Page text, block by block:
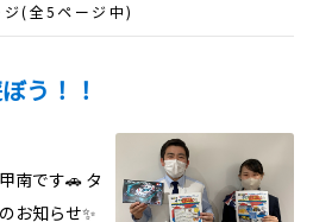
ジ(全5ページ中)
う！！
南です🚗 タ
お知らせ✨